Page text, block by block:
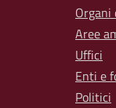
Organi
Aree
Uffici
Enti e
Politici